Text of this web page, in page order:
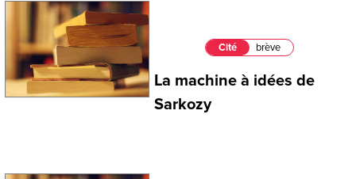
Cité brève
La machine à idées de
Sarkozy